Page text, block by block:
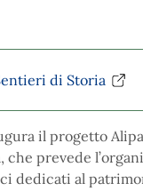
di Storia
il progetto
che prevede
dedicati al